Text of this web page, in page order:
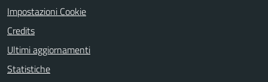
Impostazioni Cookie
Credits
Ultimi aggiornamenti
Statistiche